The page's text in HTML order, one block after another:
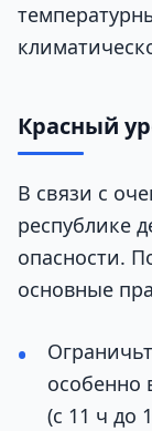
Красный
В связи с
республике
опасности.
основные
особенно
(с 11 ч до